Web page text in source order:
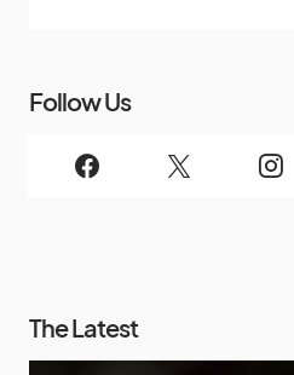
Follow Us
The Latest